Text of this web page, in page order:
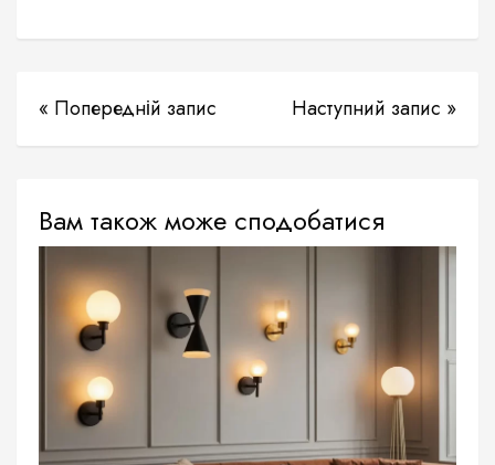
« Попередній запис Наступний запис »
Вам також може сподобатися